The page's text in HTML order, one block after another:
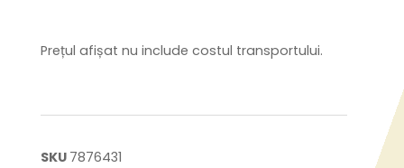
Prețul afișat nu include costul transportului.
SKU 7876431